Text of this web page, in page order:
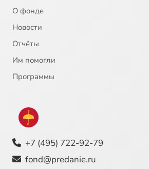
О фонде
Новости
Отчёты
Им помогли
Программы
+7 (495) 722-92-79
fond@predanie.ru